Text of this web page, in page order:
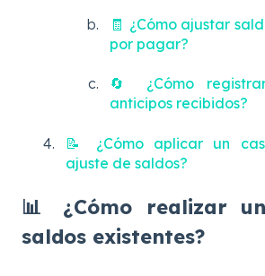
🧾 ¿Cómo ajustar
por pagar?
🔄 ¿Cómo
anticipos recibidos?
📝 ¿Cómo aplicar un
ajuste de saldos?
📊 ¿Cómo realizar
saldos existentes?